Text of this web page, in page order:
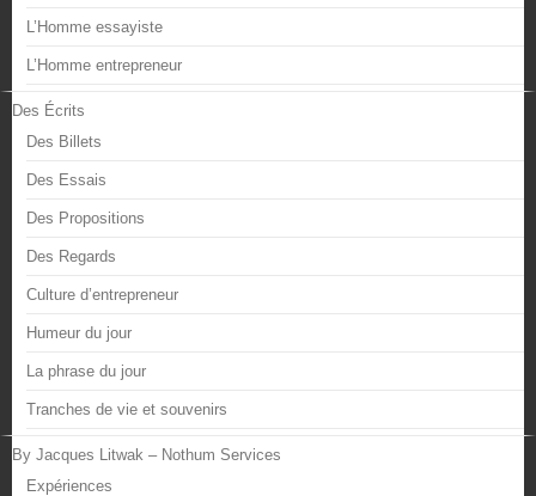
L’Homme essayiste
L’Homme entrepreneur
Des Écrits
Des Billets
Des Essais
Des Propositions
Des Regards
Culture d’entrepreneur
Humeur du jour
La phrase du jour
Tranches de vie et souvenirs
By Jacques Litwak – Nothum Services
Expériences